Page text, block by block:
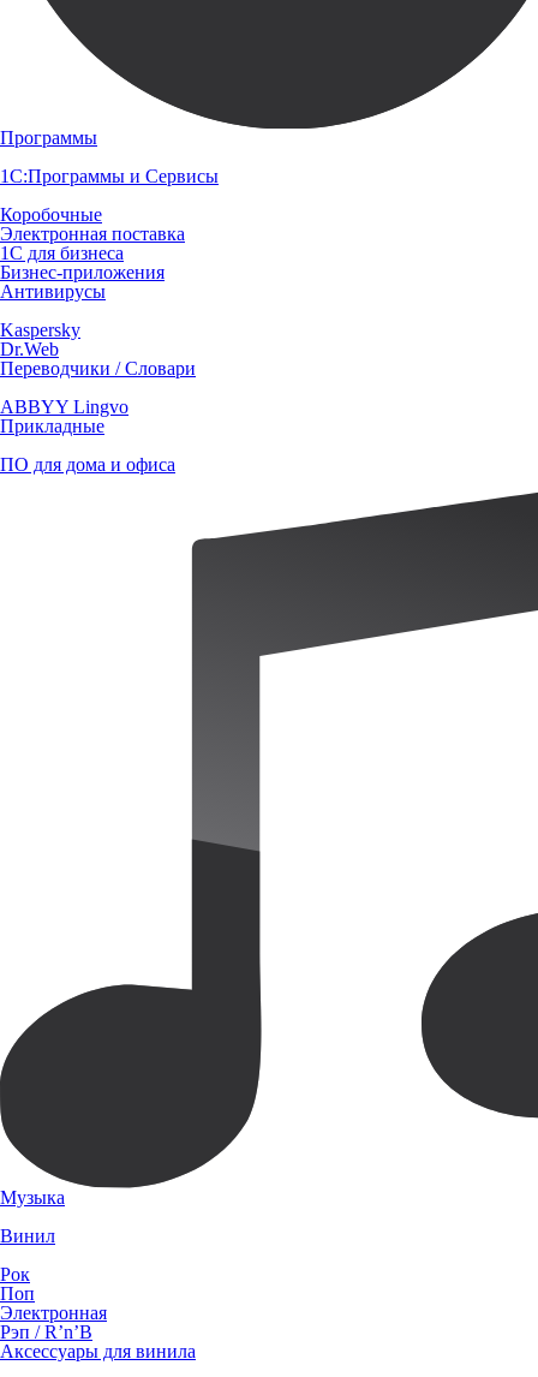
Программы
1С:Программы и Сервисы
Коробочные
Электронная поставка
1С для бизнеса
Бизнес-приложения
Антивирусы
Kaspersky
Dr.Web
Переводчики / Словари
ABBYY Lingvo
Прикладные
ПО для дома и офиса
Музыка
Винил
Рок
Поп
Электронная
Рэп / R’n’B
Аксессуары для винила